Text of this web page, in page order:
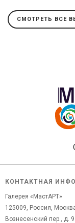
СМОТРЕТЬ ВСЕ
КОНТАКТНАЯ
Галерея «МастАРТ»
125009, Россия,
Вознесенский пер., д. 9